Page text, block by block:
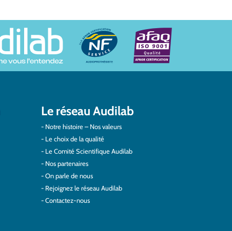
Le réseau Audilab
Notre histoire – Nos valeurs
Le choix de la qualité
Le Comité Scientifique Audilab
Nos partenaires
On parle de nous
Rejoignez le réseau Audilab
Contactez-nous